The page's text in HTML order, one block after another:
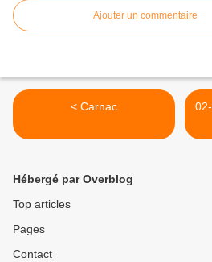
Ajouter un commentaire
< Carnac
Hébergé par Overblog
Top articles
Pages
Contact